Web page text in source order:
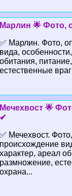
Марлин 🌟 Фото,
✅ Марлин. Фото,
вида,
обитания,
естественные
Мечехвост 🌟
✔
✅ Мечехвост.
происхождение
хаpaктер, ареал
размножение,
охрана...